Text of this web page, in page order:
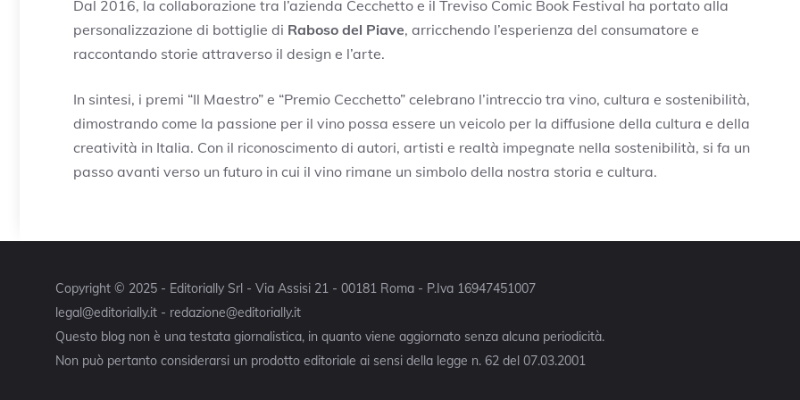
Dal 2016, la collaborazione tra l’azienda Cecchetto e il Treviso Comic Book Festival ha portato alla
personalizzazione di bottiglie di Raboso del Piave, arricchendo l’esperienza del consumatore e
raccontando storie attraverso il design e l’arte.
In sintesi, i premi “Il Maestro” e “Premio Cecchetto” celebrano l’intreccio tra vino, cultura e sostenibilità,
dimostrando come la passione per il vino possa essere un veicolo per la diffusione della cultura e della
creatività in Italia. Con il riconoscimento di autori, artisti e realtà impegnate nella sostenibilità, si fa un
passo avanti verso un futuro in cui il vino rimane un simbolo della nostra storia e cultura.
Copyright © 2025 - Editorially Srl - Via Assisi 21 - 00181 Roma - P.Iva 16947451007
legal@editorially.it - redazione@editorially.it
Questo blog non è una testata giornalistica, in quanto viene aggiornato senza alcuna periodicità.
Non può pertanto considerarsi un prodotto editoriale ai sensi della legge n. 62 del 07.03.2001